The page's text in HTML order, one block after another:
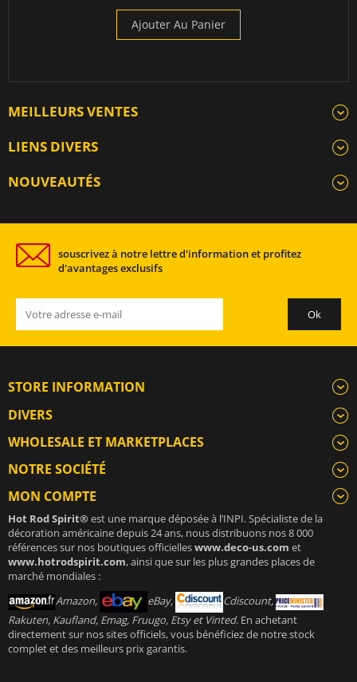
Ajouter Au Panier
MEILLEURS VENTES
LIENS DIVERS
NOUVEAUTÉS
souscrivez à notre lettre d'information et profitez
d'avantages exclusifs
STORE INFORMATION
DIVERS
WHOLESALE ET MARKETPLACES
NOTRE SOCIÉTÉ
MON COMPTE
Hot Rod Spirit®est une marque déposée à l’INPI. Spécialiste de la
décoration américaine depuis 24 ans, nous distribuons nos 8 000
références sur nos boutiques officielleswww.deco-us.com et
www.hotrodspirit.com, ainsi que sur les plus grandes places de
marché mondiales :
Amazon,
eBay,
Cdiscount,
Rakuten, Kaufland, Emag, Fruugo, Etsy et Vinted. En achetant
directement sur nos sites officiels, vous bénéficiez de notre stock
complet et des meilleurs prix garantis.